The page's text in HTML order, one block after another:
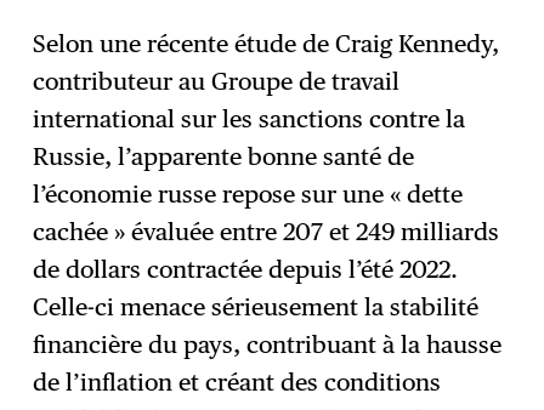
→ S'abonner
Selon une récente étude de Craig Kennedy,
contributeur au Groupe de travail
international sur les sanctions contre la
Russie, l’apparente bonne santé de
l’économie russe repose sur une « dette
cachée » évaluée entre 207 et 249 milliards
de dollars contractée depuis l’été 2022.
Celle-ci menace sérieusement la stabilité
financière du pays, contribuant à la hausse
de l’inflation et créant des conditions